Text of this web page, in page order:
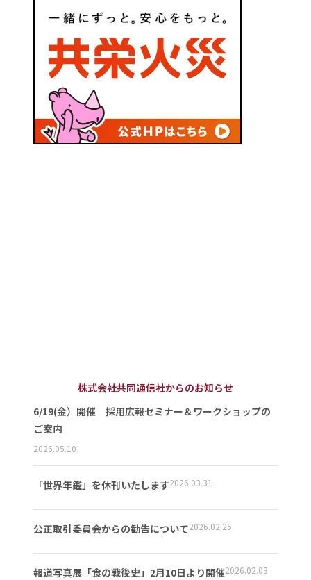
株式会社共同通信社からのお知らせ
6/19(金）開催 採用広報セミナー＆ワークショップの
ご案内
2026.05.10
「世界年鑑」を休刊いたします2026.03.31
公正取引委員会からの勧告について2026.02.25
報道写真展「食の戦後史」2月10日より開催2026.02.03